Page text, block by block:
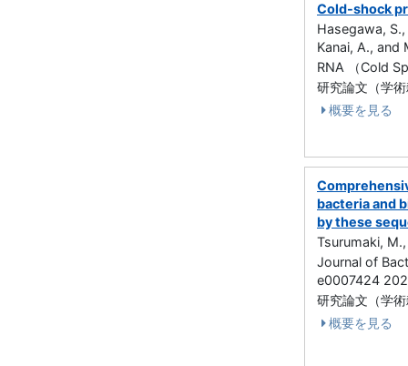
Cold-shock
Hasegawa,
Kanai, A., and
RNA （Cold
研究論文（学
概要を見る
bacteria and
by these
Tsurumaki,
Journal of
e0007424
研究論文（学
概要を見る